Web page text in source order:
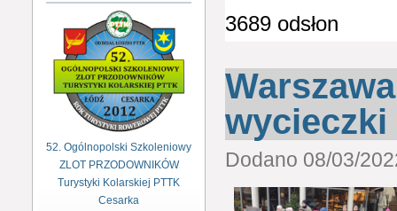
52. Ogólnopolski Szkoleniowy
ZLOT PRZODOWNIKÓW
Turystyki Kolarskiej PTTK
Cesarka
3689 odsłon
wycieczki
Dodano 08/03/